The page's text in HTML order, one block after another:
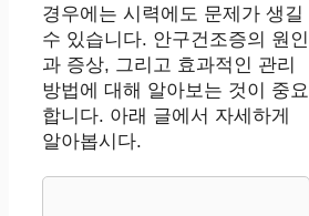
경우에는 시력에도 문제가 생길
수 있습니다. 안구건조증의 원인
과 증상, 그리고 효과적인 관리
방법에 대해 알아보는 것이 중요
합니다. 아래 글에서 자세하게
알아봅시다.